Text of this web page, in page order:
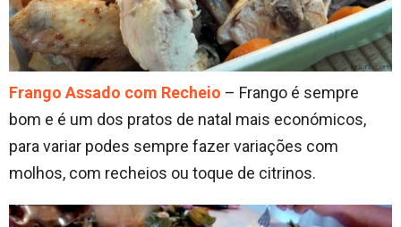
Frango Assado com Recheio – Frango é sempre
bom e é um dos pratos de natal mais económicos,
para variar podes sempre fazer variações com
molhos, com recheios ou toque de citrinos.